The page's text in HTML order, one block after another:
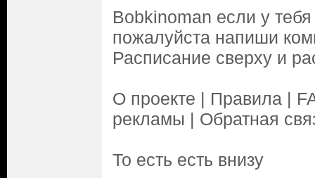
Bobkinoman если у
пожалуйста напиши
Расписание сверху и
О проекте | Правила |
рекламы | Обратная
То есть есть внизу